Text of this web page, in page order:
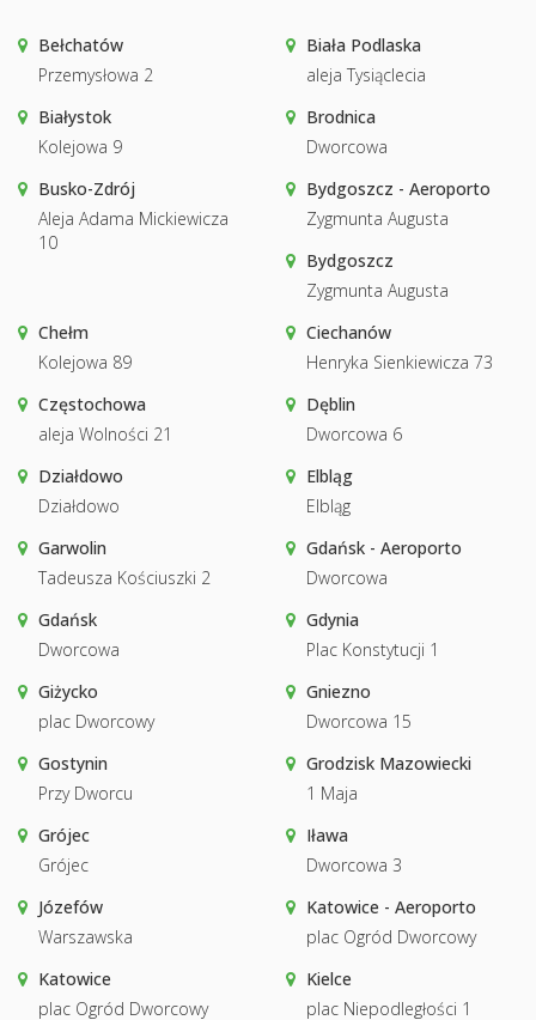
Bełchatów
Przemysłowa 2
Biała Podlaska
aleja Tysiąclecia
Białystok
Kolejowa 9
Brodnica
Dworcowa
Busko-Zdrój
Aleja Adama Mickiewicza
10
Bydgoszcz - Aeroporto
Zygmunta Augusta
Bydgoszcz
Zygmunta Augusta
Chełm
Kolejowa 89
Ciechanów
Henryka Sienkiewicza 73
Częstochowa
aleja Wolności 21
Dęblin
Dworcowa 6
Działdowo
Działdowo
Elbląg
Elbląg
Garwolin
Tadeusza Kościuszki 2
Gdańsk - Aeroporto
Dworcowa
Gdańsk
Dworcowa
Gdynia
Plac Konstytucji 1
Giżycko
plac Dworcowy
Gniezno
Dworcowa 15
Gostynin
Przy Dworcu
Grodzisk Mazowiecki
1 Maja
Grójec
Grójec
Iława
Dworcowa 3
Józefów
Warszawska
Katowice - Aeroporto
plac Ogród Dworcowy
Katowice
plac Ogród Dworcowy
Kielce
plac Niepodległości 1